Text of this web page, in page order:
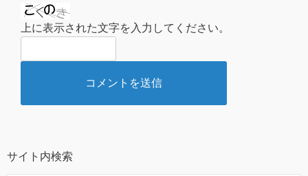
上に表示された文字を入力してください。
サイト内検索